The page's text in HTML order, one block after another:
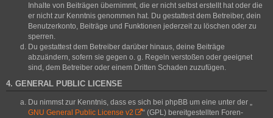
Inhalte von Beiträgen übernimmt, die er nicht selbst erstellt hat oder die
er nicht zur Kenntnis genommen hat. Du gestattest dem Betreiber, dein
Benutzerkonto, Beiträge und Funktionen jederzeit zu löschen oder zu
sperren.
Du gestattest dem Betreiber darüber hinaus, deine Beiträge
abzuändern, sofern sie gegen o. g. Regeln verstoßen oder geeignet
sind, dem Betreiber oder einem Dritten Schaden zuzufügen.
4. GENERAL PUBLIC LICENSE
Du nimmst zur Kenntnis, dass es sich bei phpBB um eine unter der „
GNU General Public License v2
“ (GPL) bereitgestellten Foren-